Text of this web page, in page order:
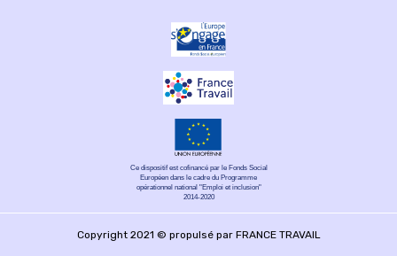
Ce dispositif est cofinancé par le Fonds Social
Européen dans le cadre du Programme
opérationnel national "Emploi et inclusion"
2014-2020
Copyright 2021 © propulsé par FRANCE TRAVAIL